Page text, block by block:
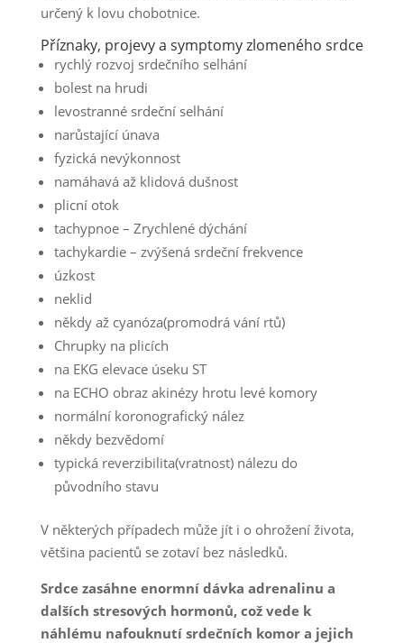
určený k lovu chobotnice.
Příznaky, projevy a symptomy zlomeného srdce
rychlý rozvoj srdečního selhání
bolest na hrudi
levostranné srdeční selhání
narůstající únava
fyzická nevýkonnost
namáhavá až klidová dušnost
plicní otok
tachypnoe – Zrychlené dýchání
tachykardie – zvýšená srdeční frekvence
úzkost
neklid
někdy až cyanóza(promodrá vání rtů)
Chrupky na plicích
na EKG elevace úseku ST
na ECHO obraz akinézy hrotu levé komory
normální koronografický nález
někdy bezvědomí
typická reverzibilita(vratnost) nálezu do
původního stavu
V některých případech může jít i o ohrožení života,
většina pacientů se zotaví bez následků.
Srdce zasáhne enormní dávka adrenalinu a
dalších stresových hormonů, což vede k
náhlému nafouknutí srdečních komor a jejich